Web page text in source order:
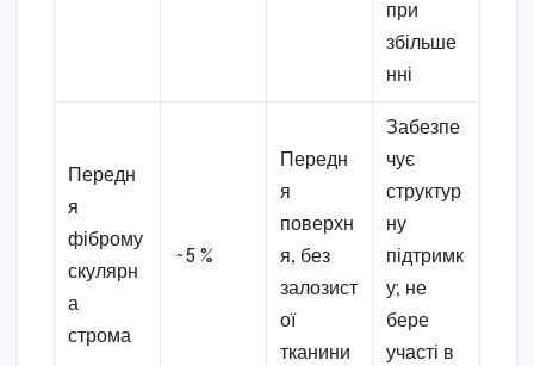
при
збільше
нні
Передн
я
фіброму
скулярн
а
строма
~5 %
Передн
я
поверхн
я, без
залозист
ої
тканини
Забезпе
чує
структур
ну
підтримк
у; не
бере
участі в